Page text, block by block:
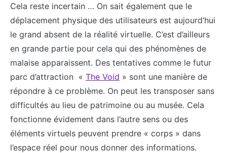
Cela reste incertain … On sait également que le
déplacement physique des utilisateurs est aujourd’hui
le grand absent de la réalité virtuelle. C’est d’ailleurs
en grande partie pour cela qui des phénomènes de
malaise apparaissent. Des tentatives comme le futur
parc d’attraction « The Void » sont une manière de
répondre à ce problème. On peut les transposer sans
difficultés au lieu de patrimoine ou au musée. Cela
fonctionne évidement dans l’autre sens ou des
éléments virtuels peuvent prendre « corps » dans
l’espace réel pour nous donner des informations.